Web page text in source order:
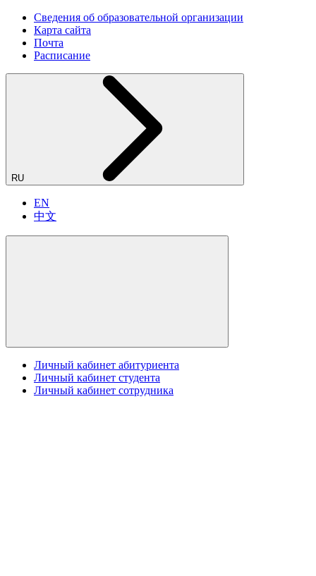
Сведения об образовательной организации
Карта сайта
Почта
Расписание
RU
EN
中文
Личный кабинет абитуриента
Личный кабинет студента
Личный кабинет сотрудника